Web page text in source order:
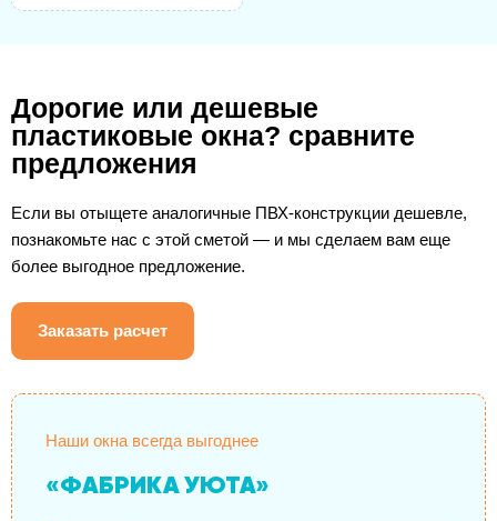
Дорогие или дешевые
пластиковые окна? сравните
предложения
Если вы отыщете аналогичные ПВХ-конструкции дешевле,
познакомьте нас с этой сметой — и мы сделаем вам еще
более выгодное предложение.
Заказать расчет
Наши окна всегда выгоднее
«ФАБРИКА УЮТА»